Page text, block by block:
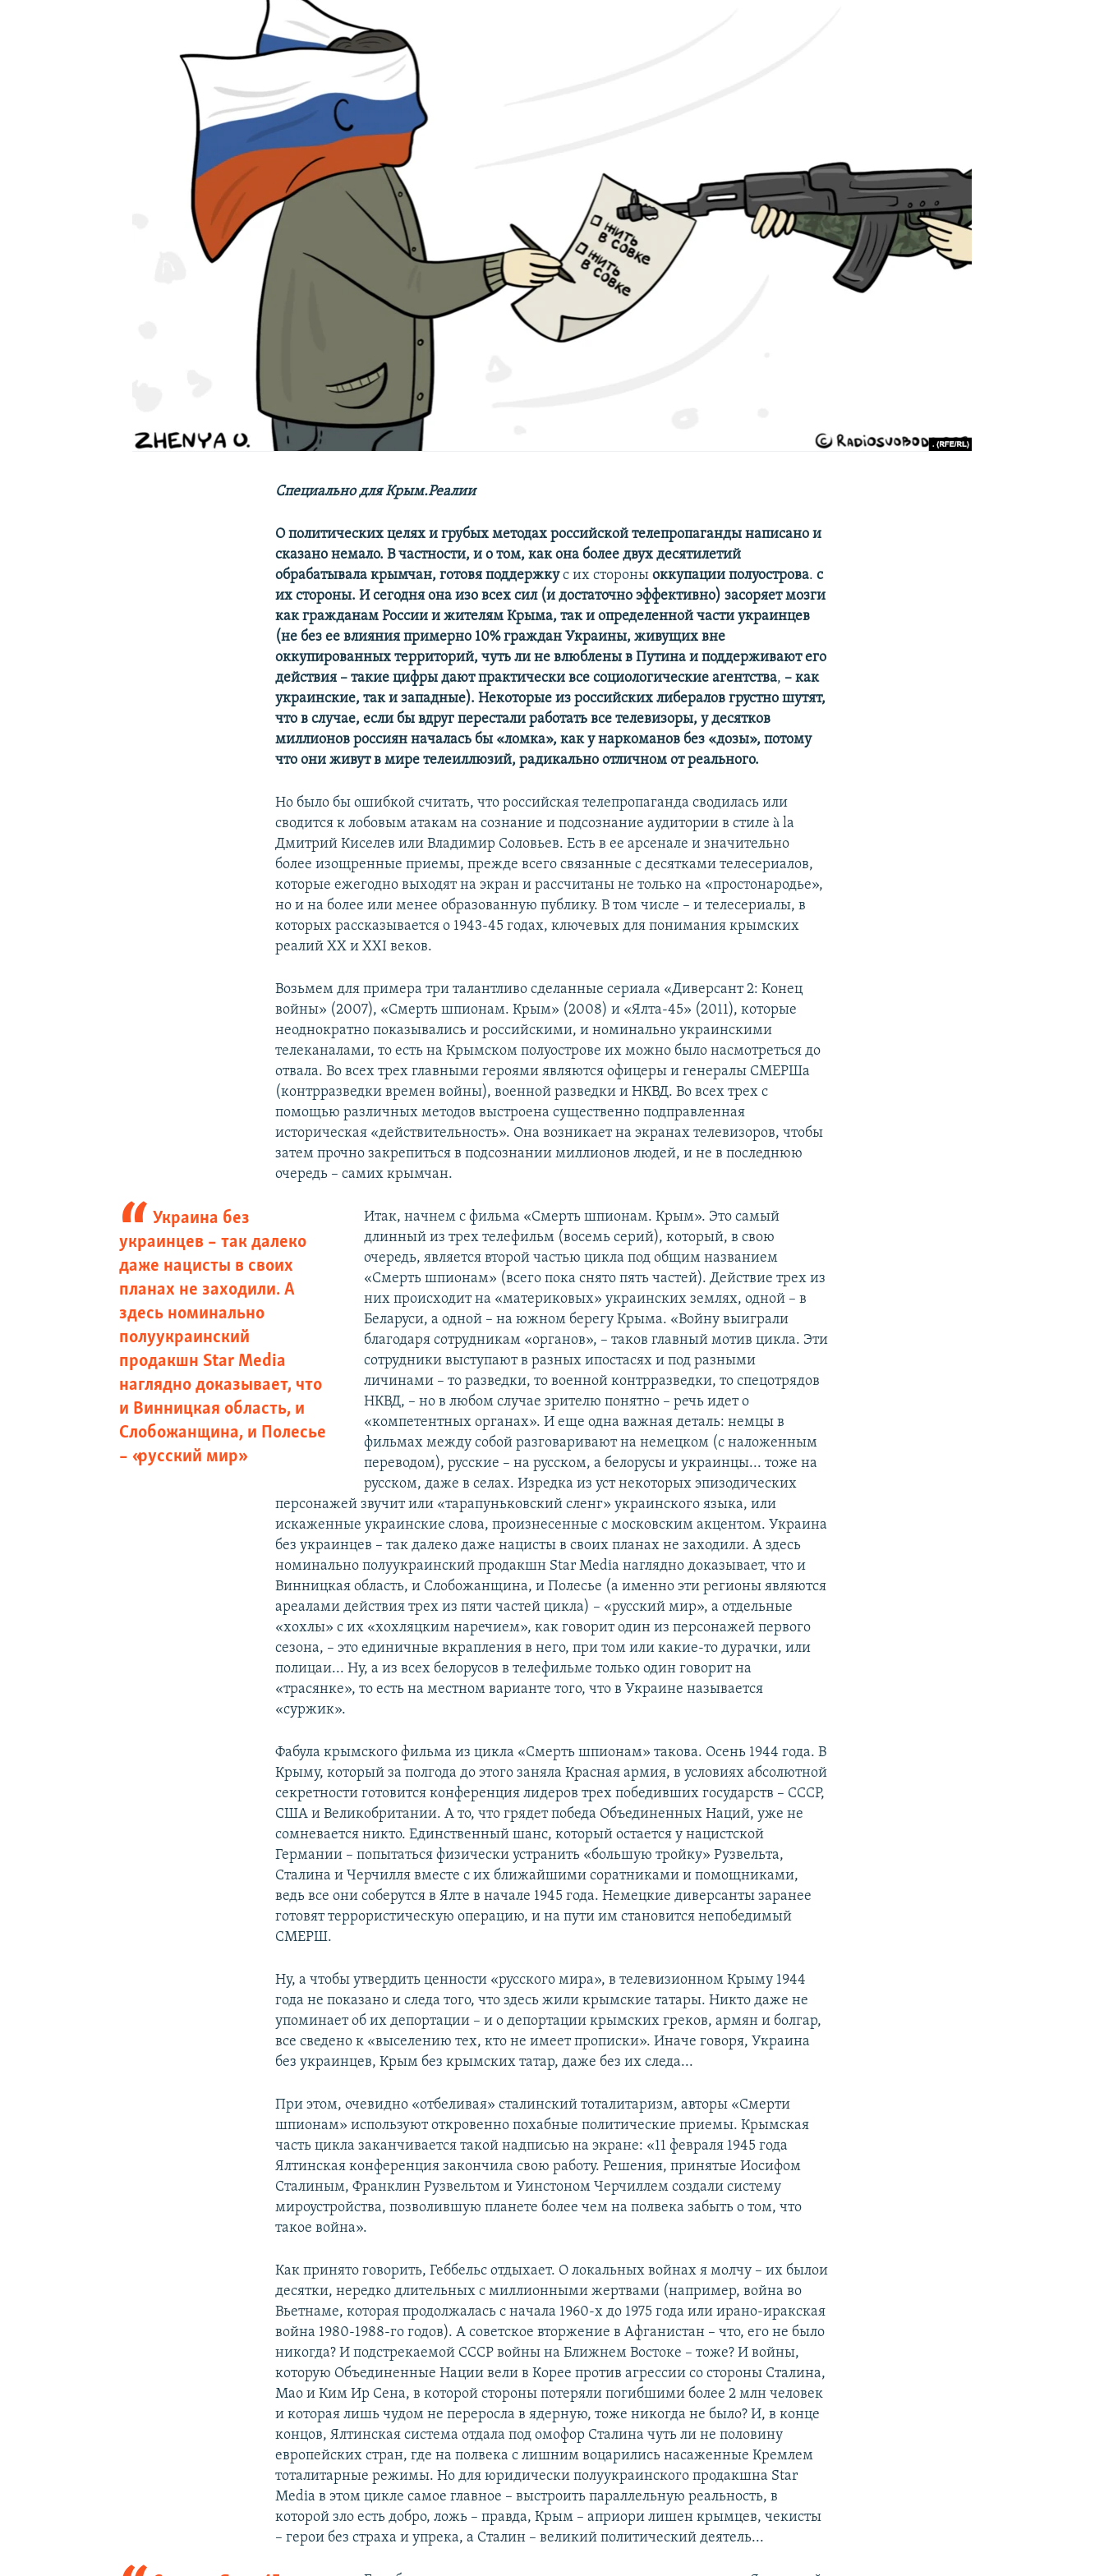
Специально для Крым.Реалии
О политических целях и грубых методах российской телепропаганды написано и
сказано немало. В частности, и о том, как она более двух десятилетий
обрабатывала крымчан, готовя поддержкус их стороныоккупации полуострова. с
их стороны. И сегодня она изо всех сил (и достаточно эффективно) засоряет мозги
как гражданам России и жителям Крыма, так и определенной части украинцев
(не без ее влияния примерно 10% граждан Украины, живущих вне
оккупированных территорий, чуть ли не влюблены в Путина и поддерживают его
действия – такие цифры дают практически все социологические агентства, – как
украинские, так и западные). Некоторые из российских либералов грустно шутят,
что в случае, если бы вдруг перестали работать все телевизоры, у десятков
миллионов россиян началась бы «ломка», как у наркоманов без «дозы», потому
что они живут в мире телеиллюзий, радикально отличном от реального.
Но было бы ошибкой считать, что российская телепропаганда сводилась или
сводится к лобовым атакам на сознание и подсознание аудитории в стиле à la
Дмитрий Киселев или Владимир Соловьев. Есть в ее арсенале и значительно
более изощренные приемы, прежде всего связанные с десятками телесериалов,
которые ежегодно выходят на экран и рассчитаны не только на «простонародье»,
но и на более или менее образованную публику. В том числе – и телесериалы, в
которых рассказывается о 1943-45 годах, ключевых для понимания крымских
реалий ХХ и ХХI веков.
Возьмем для примера три талантливо сделанные сериала «Диверсант 2: Конец
войны» (2007), «Смерть шпионам. Крым» (2008) и «Ялта-45» (2011), которые
неоднократно показывались и российскими, и номинально украинскими
телеканалами, то есть на Крымском полуострове их можно было насмотреться до
отвала. Во всех трех главными героями являются офицеры и генералы СМЕРШа
(контрразведки времен войны), военной разведки и НКВД. Во всех трех с
помощью различных методов выстроена существенно подправленная
историческая «действительность». Она возникает на экранах телевизоров, чтобы
затем прочно закрепиться в подсознании миллионов людей, и не в последнюю
очередь – самих крымчан.
Украина без
украинцев – так далеко
даже нацисты в своих
планах не заходили. А
здесь номинально
полуукраинский
продакшн Star Media
наглядно доказывает, что
и Винницкая область, и
Слобожанщина, и Полесье
– «русский мир»
Итак, начнем с фильма «Смерть шпионам. Крым». Это самый
длинный из трех телефильм (восемь серий), который, в свою
очередь, является второй частью цикла под общим названием
«Смерть шпионам» (всего пока снято пять частей). Действие трех из
них происходит на «материковых» украинских землях, одной – в
Беларуси, а одной – на южном берегу Крыма. «Войну выиграли
благодаря сотрудникам «органов», – таков главный мотив цикла. Эти
сотрудники выступают в разных ипостасях и под разными
личинами – то разведки, то военной контрразведки, то спецотрядов
НКВД, – но в любом случае зрителю понятно – речь идет о
«компетентных органах». И еще одна важная деталь: немцы в
фильмах между собой разговаривают на немецком (с наложенным
переводом), русские – на русском, а белорусы и украинцы... тоже на
русском, даже в селах. Изредка из уст некоторых эпизодических
персонажей звучит или «тарапуньковский сленг» украинского языка, или
искаженные украинские слова, произнесенные с московским акцентом. Украина
без украинцев – так далеко даже нацисты в своих планах не заходили. А здесь
номинально полуукраинский продакшн Star Media наглядно доказывает, что и
Винницкая область, и Слобожанщина, и Полесье (а именно эти регионы являются
ареалами действия трех из пяти частей цикла) – «русский мир», а отдельные
«хохлы» с их «хохляцким наречием», как говорит один из персонажей первого
сезона, – это единичные вкрапления в него, при том или какие-то дурачки, или
полицаи... Ну, а из всех белорусов в телефильме только один говорит на
«трасянке», то есть на местном варианте того, что в Украине называется
«суржик».
Фабула крымского фильма из цикла «Смерть шпионам» такова. Осень 1944 года. В
Крыму, который за полгода до этого заняла Красная армия, в условиях абсолютной
секретности готовится конференция лидеров трех победивших государств – СССР,
США и Великобритании. А то, что грядет победа Объединенных Наций, уже не
сомневается никто. Единственный шанс, который остается у нацистской
Германии – попытаться физически устранить «большую тройку» Рузвельта,
Сталина и Черчилля вместе с их ближайшими соратниками и помощниками,
ведь все они соберутся в Ялте в начале 1945 года. Немецкие диверсанты заранее
готовят террористическую операцию, и на пути им становится непобедимый
СМЕРШ.
Ну, а чтобы утвердить ценности «русского мира», в телевизионном Крыму 1944
года не показано и следа того, что здесь жили крымские татары. Никто даже не
упоминает об их депортации – и о депортации крымских греков, армян и болгар,
все сведено к «выселению тех, кто не имеет прописки». Иначе говоря, Украина
без украинцев, Крым без крымских татар, даже без их следа...
При этом, очевидно «отбеливая» сталинский тоталитаризм, авторы «Смерти
шпионам» используют откровенно похабные политические приемы. Крымская
часть цикла заканчивается такой надписью на экране: «11 февраля 1945 года
Ялтинская конференция закончила свою работу. Решения, принятые Иосифом
Сталиным, Франклин Рузвельтом и Уинстоном Черчиллем создали систему
мироустройства, позволившую планете более чем на полвека забыть о том, что
такое война».
Как принято говорить, Геббельс отдыхает. О локальных войнах я молчу – их былои
десятки, нередко длительных с миллионными жертвами (например, война во
Вьетнаме, которая продолжалась с начала 1960-х до 1975 года или ирано-иракская
война 1980-1988-го годов). А советское вторжение в Афганистан – что, его не было
никогда? И подстрекаемой СССР войны на Ближнем Востоке – тоже? И войны,
которую Объединенные Нации вели в Корее против агрессии со стороны Сталина,
Мао и Ким Ир Сена, в которой стороны потеряли погибшими более 2 млн человек
и которая лишь чудом не переросла в ядерную, тоже никогда не было? И, в конце
концов, Ялтинская система отдала под омофор Сталина чуть ли не половину
европейских стран, где на полвека с лишним воцарились насаженные Кремлем
тоталитарные режимы. Но для юридически полуукраинского продакшна Star
Media в этом цикле самое главное – выстроить параллельную реальность, в
которой зло есть добро, ложь – правда, Крым – априори лишен крымцев, чекисты
– герои без страха и упрека, а Сталин – великий политический деятель...